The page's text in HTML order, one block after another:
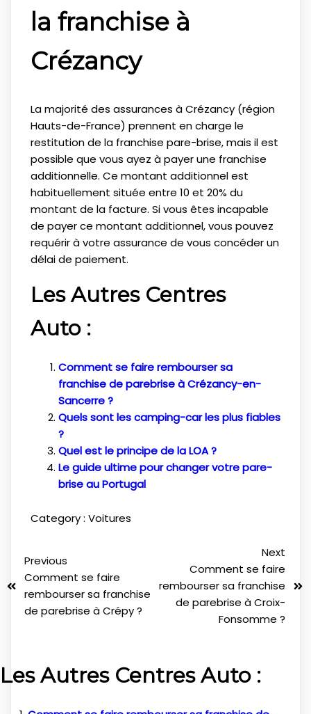
la franchise à
Crézancy
La majorité des assurances à Crézancy (région
Hauts-de-France) prennent en charge le
restitution de la franchise pare-brise, mais il est
possible que vous ayez à payer une franchise
additionnelle. Ce montant additionnel est
habituellement située entre 10 et 20% du
montant de la facture. Si vous êtes incapable
de payer ce montant additionnel, vous pouvez
requérir à votre assurance de vous concéder un
délai de paiement.
Les Autres Centres
Auto :
Comment se faire rembourser sa
franchise de parebrise à Crézancy-en-
Sancerre ?
Quels sont les camping-car les plus fiables
?
Quel est le principe de la LOA ?
Le guide ultime pour changer votre pare-
brise au Portugal
Category : Voitures
Previous
Comment se faire
rembourser sa franchise
de parebrise à Crépy ?
Next
Comment se faire
rembourser sa franchise
de parebrise à Croix-
Fonsomme ?
Les Autres Centres Auto :